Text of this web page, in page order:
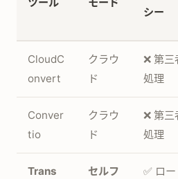
シー
CloudC
onvert
クラウ
ド
❌ 第三
処理
Conver
tio
クラウ
ド
❌ 第三
処理
Trans
セルフ
✅ ロー